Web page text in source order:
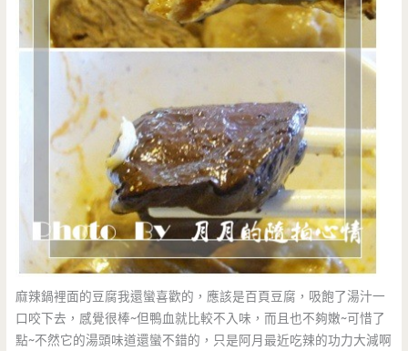
麻辣鍋裡面的豆腐我還蠻喜歡的，應該是百頁豆腐，吸飽了湯汁一
口咬下去，感覺很棒~但鴨血就比較不入味，而且也不夠嫩~可惜了
點~不然它的湯頭味道還蠻不錯的，只是阿月最近吃辣的功力大減啊